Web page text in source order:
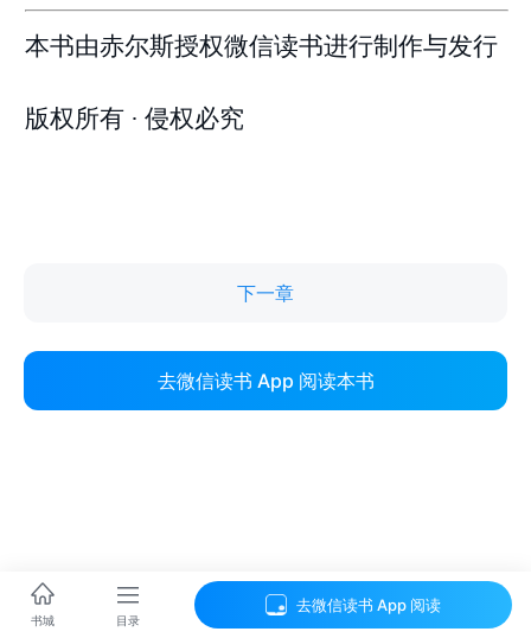
下一章
去微信读书 App 阅读本书
书城 目录
去微信读书 App 阅读